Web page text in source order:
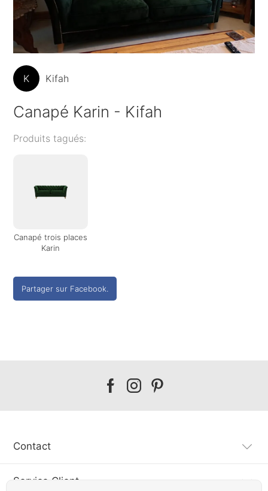
K Kifah
Canapé Karin - Kifah
Produits tagués:
Canapé trois places
Karin
Partager sur Facebook.
Our
Our
Our
Contact
Service Client